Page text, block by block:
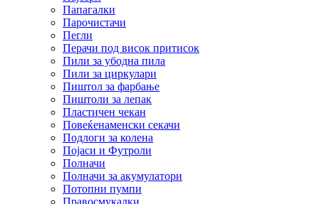
Папагалки
Парочистачи
Пегли
Перачи под висок притисок
Пили за убодна пила
Пили за циркулари
Пиштол за фарбање
Пиштоли за лепак
Пластичен чекан
Повеќенаменски секачи
Подлоги за колена
Појаси и Футроли
Полначи
Полначи за акумулатори
Потопни пумпи
Правосмукалки